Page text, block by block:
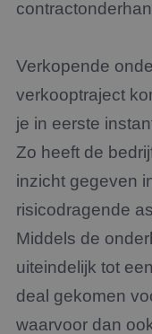
Verkopende
verkooptraject
je in eerste
Zo heeft de
inzicht gegeven
risicodragende
Middels de
uiteindelijk tot
deal gekomen
waarvoor dan